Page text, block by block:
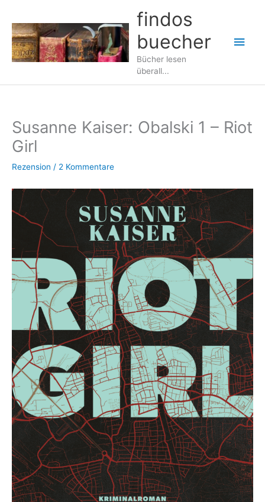
Inhalt
springen
findos
buecher
Bücher lesen
überall...
Susanne Kaiser: Obalski 1 – Riot
Girl
Rezension / 2 Kommentare